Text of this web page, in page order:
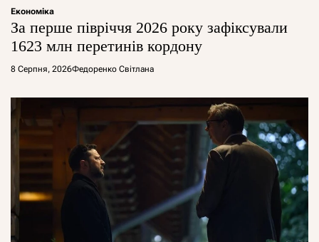
Економіка
За перше півріччя 2026 року зафіксували
1623 млн перетинів кордону
8 Серпня, 2026Федоренко Світлана